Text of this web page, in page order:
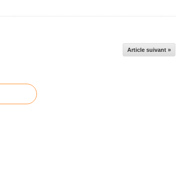
Article suivant »